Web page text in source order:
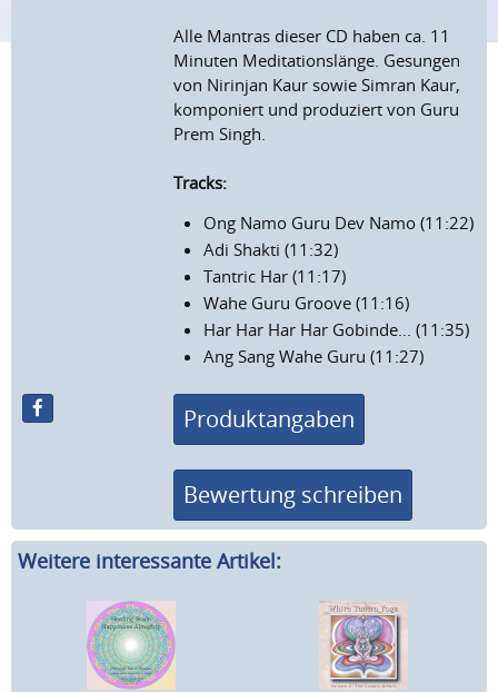
Alle Mantras dieser CD haben ca. 11
Minuten Meditationslänge. Gesungen
von Nirinjan Kaur sowie Simran Kaur,
komponiert und produziert von Guru
Prem Singh.
Tracks:
Ong Namo Guru Dev Namo (11:22)
Adi Shakti (11:32)
Tantric Har (11:17)
Wahe Guru Groove (11:16)
Har Har Har Har Gobinde... (11:35)
Ang Sang Wahe Guru (11:27)
Produktangaben
Bewertung schreiben
Weitere interessante Artikel: